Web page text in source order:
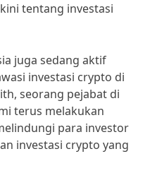
tentang investasi
juga sedang aktif
investasi crypto di
seorang pejabat di
terus melakukan
para investor
investasi crypto yang